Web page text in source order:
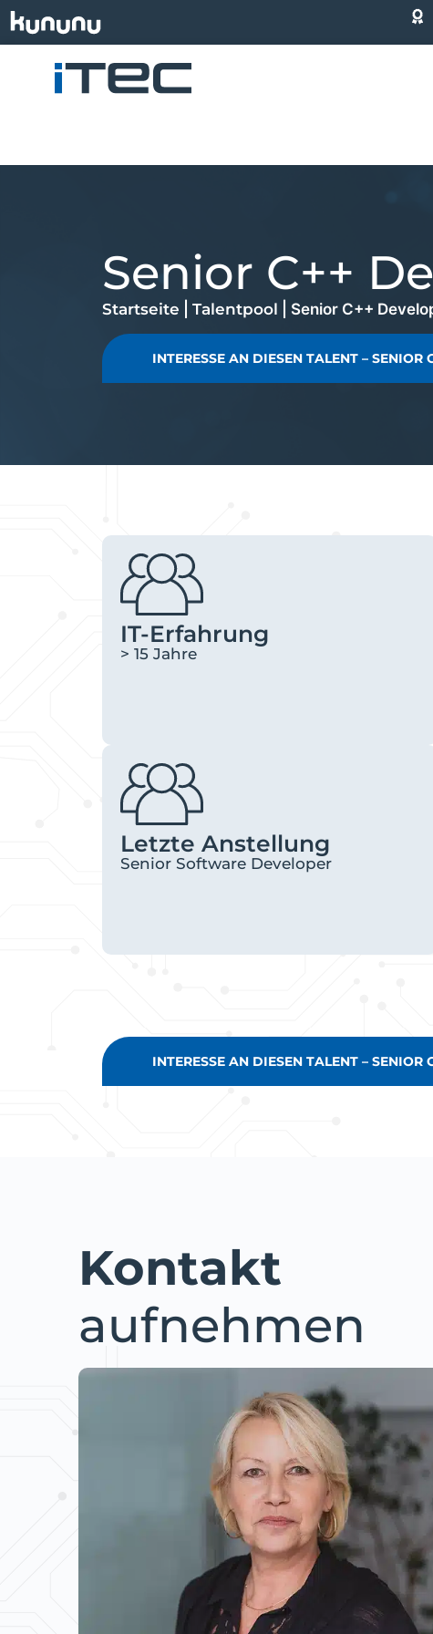
Senior C++
Startseite Talentpool Senior C++
INTERESSE AN DIESEN TALENT – SENIOR
IT-Erfahrung
> 15 Jahre
Letzte Anstellung
Senior Software Developer
INTERESSE AN DIESEN TALENT – SENIOR
Kontakt
aufnehmen